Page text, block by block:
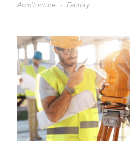
Architucture
Factory